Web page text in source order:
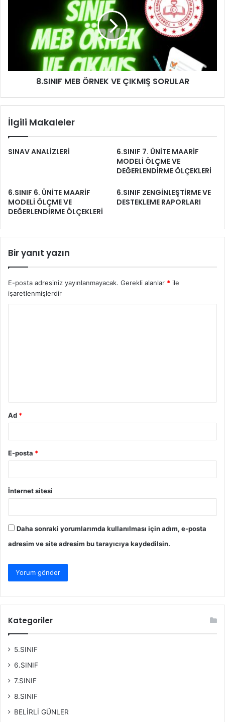
8.SINIF MEB ÖRNEK VE ÇIKMIŞ SORULAR
İlgili Makaleler
SINAV ANALİZLERİ
6.SINIF 7. ÜNİTE MAARİF
MODELİ ÖLÇME VE
DEĞERLENDİRME ÖLÇEKLERİ
6.SINIF 6. ÜNİTE MAARİF
MODELİ ÖLÇME VE
DEĞERLENDİRME ÖLÇEKLERİ
6.SINIF ZENGİNLEŞTİRME VE
DESTEKLEME RAPORLARI
Bir yanıt yazın
E-posta adresiniz yayınlanmayacak. Gerekli alanlar * ile
işaretlenmişlerdir
Ad *
E-posta *
İnternet sitesi
Daha sonraki yorumlarımda kullanılması için adım, e-posta
adresim ve site adresim bu tarayıcıya kaydedilsin.
Kategoriler
5.SINIF
6.SINIF
7.SINIF
8.SINIF
BELİRLİ GÜNLER